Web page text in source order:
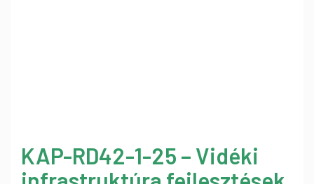
KAP-RD42-1-25 – Vidéki